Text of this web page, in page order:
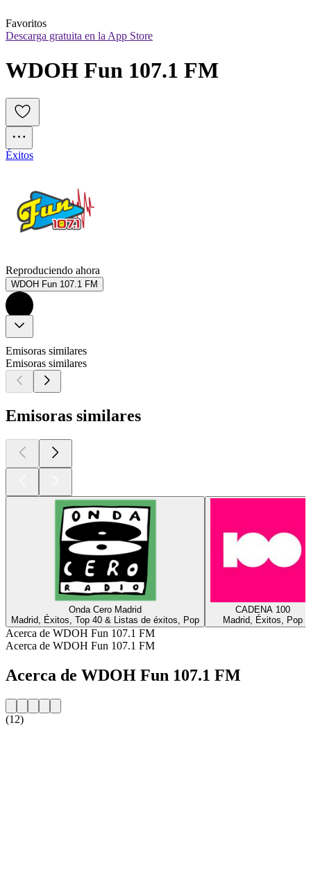
Favoritos
Descarga gratuita en la App Store
WDOH Fun 107.1 FM
Éxitos
Reproduciendo ahora
WDOH Fun 107.1 FM
Emisoras similares
Emisoras similares
Emisoras similares
Onda Cero Madrid
Madrid, Éxitos, Top 40 & Listas de éxitos, Pop
CADENA 100
Madrid, Éxitos, Pop
Acerca de WDOH Fun 107.1 FM
Acerca de WDOH Fun 107.1 FM
Acerca de WDOH Fun 107.1 FM
(12)